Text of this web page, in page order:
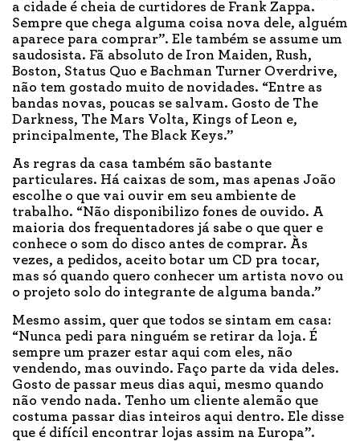
a cidade é cheia de curtidores de Frank Zappa.
Sempre que chega alguma coisa nova dele, alguém
aparece para comprar”. Ele também se assume um
saudosista. Fã absoluto de Iron Maiden, Rush,
Boston, Status Quo e Bachman Turner Overdrive,
não tem gostado muito de novidades. “Entre as
bandas novas, poucas se salvam. Gosto de The
Darkness, The Mars Volta, Kings of Leon e,
principalmente, The Black Keys.”
As regras da casa também são bastante
particulares. Há caixas de som, mas apenas João
escolhe o que vai ouvir em seu ambiente de
trabalho. “Não disponibilizo fones de ouvido. A
maioria dos frequentadores já sabe o que quer e
conhece o som do disco antes de comprar. Às
vezes, a pedidos, aceito botar um CD pra tocar,
mas só quando quero conhecer um artista novo ou
o projeto solo do integrante de alguma banda.”
Mesmo assim, quer que todos se sintam em casa:
“Nunca pedi para ninguém se retirar da loja. É
sempre um prazer estar aqui com eles, não
vendendo, mas ouvindo. Faço parte da vida deles.
Gosto de passar meus dias aqui, mesmo quando
não vendo nada. Tenho um cliente alemão que
costuma passar dias inteiros aqui dentro. Ele disse
que é difícil encontrar lojas assim na Europa”.